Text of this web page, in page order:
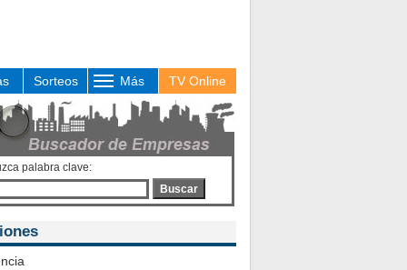
Sorteos Más TV Online
palabra clave:
Buscar